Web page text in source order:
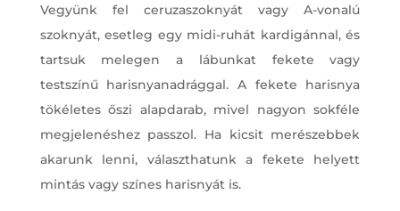
Vegyünk fel ceruzaszoknyát vagy A-vonalú
szoknyát, esetleg egy midi-ruhát kardigánnal, és
tartsuk melegen a lábunkat fekete vagy
testszínű harisnyanadrággal. A fekete harisnya
tökéletes őszi alapdarab, mivel nagyon sokféle
megjelenéshez passzol. Ha kicsit merészebbek
akarunk lenni, választhatunk a fekete helyett
mintás vagy színes harisnyát is.